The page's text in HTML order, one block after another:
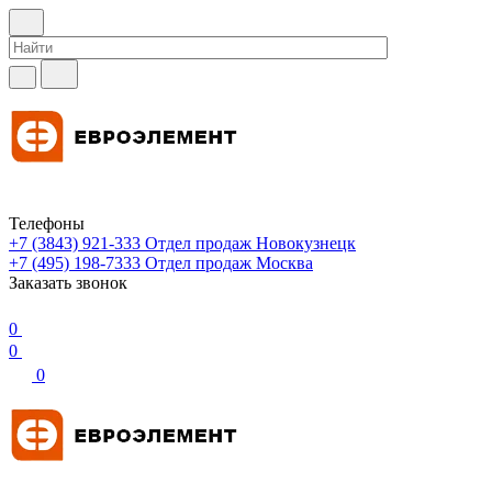
Телефоны
+7 (3843) 921-333 Отдел продаж Новокузнецк
+7 (495) 198-7333 Отдел продаж Москва
Заказать звонок
0
0
0